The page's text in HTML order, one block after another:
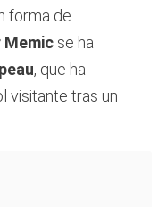
forma de
Memic se ha
, que ha
visitante tras un